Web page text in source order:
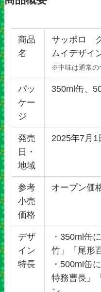
商品
名
サッポロ
ムイデザイ
※中味は通常の
パッ
ケー
ジ
350ml缶、
発売
日・
地域
2025年7月1
参考
小売
価格
オープン価
デザ
イン
特長
・350ml缶
竹」「尾形
・500ml缶
特務曹長」